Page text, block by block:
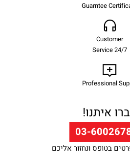
Guarntee
Customer
Service 24/7
Professional
איתנו!
03-
בטופס ונחזור אליכם